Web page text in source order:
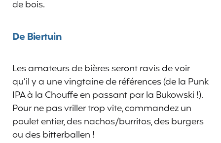
de bois.
De Biertuin
Les amateurs de bières seront ravis de voir
qu’il y a une vingtaine de références (de la Punk
IPA à la Chouffe en passant par la Bukowski !).
Pour ne pas vriller trop vite, commandez un
poulet entier, des nachos/burritos, des burgers
ou des bitterballen !